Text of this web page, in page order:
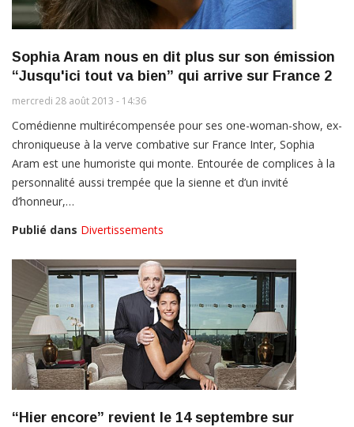
Sophia Aram nous en dit plus sur son émission
“Jusqu'ici tout va bien” qui arrive sur France 2
mercredi 28 août 2013 - 14:36
Comédienne multirécompensée pour ses one-woman-show, ex-
chroniqueuse à la verve combative sur France Inter, Sophia
Aram est une humoriste qui monte. Entourée de complices à la
personnalité aussi trempée que la sienne et d’un invité
d’honneur,…
Publié dans Divertissements
“Hier encore” revient le 14 septembre sur